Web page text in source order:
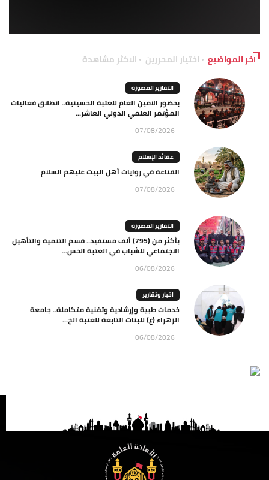
آخر المواضيع اختيار المحررين الاكثر مشاهدة
التقارير المصورة
بحضور الامين العام للعتبة الحسينية.. انطلاق فعاليات
المؤتمر العلمي الدولي العاشر...
07/08/2026
عقائد الإسلام
القناعة في روايات أهل البيت عليهم السلام
07/08/2026
التقارير المصورة
بأكثر من (795) ألف مستفيد.. قسم التنمية والتأهيل
الاجتماعي للشباب في العتبة الحس...
06/08/2026
اخبار وتقارير
خدمات طبية وإرشادية وتقنية متكاملة.. جامعة
الزهراء (ع) للبنات التابعة للعتبة الح...
06/08/2026